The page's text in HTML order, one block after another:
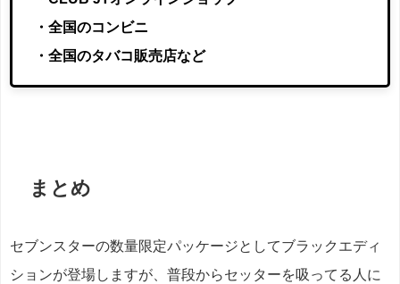
・全国のコンビニ
・全国のタバコ販売店など
まとめ
セブンスターの数量限定パッケージとしてブラックエディ
ションが登場しますが、普段からセッターを吸ってる人に